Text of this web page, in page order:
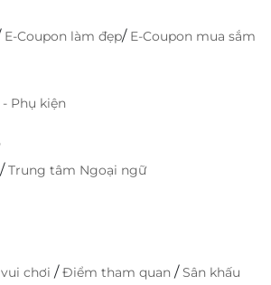
E-Coupon làm đẹp/ E-Coupon mua sắm
Phụ kiện
/Trung tâm Ngoại ngữ
chơi /Điểm tham quan /Sân khấu